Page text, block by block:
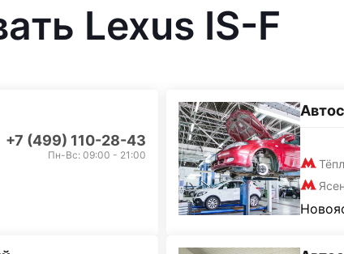
Lexus IS-F
+7 (499) 110-28-43
Пн-Вс: 09:00 - 21:00